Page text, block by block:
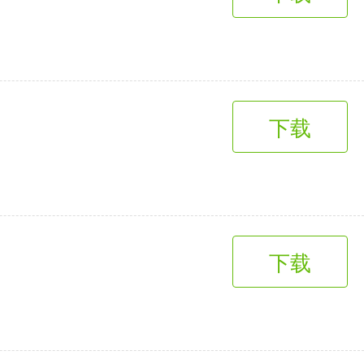
3千+款应用
下载
下载